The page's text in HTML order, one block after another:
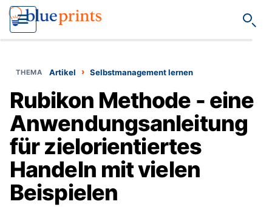
Artikel › Selbstmanagement lernen
Rubikon Methode - eine
Anwendungsanleitung
für zielorientiertes
Handeln mit vielen
Beispielen